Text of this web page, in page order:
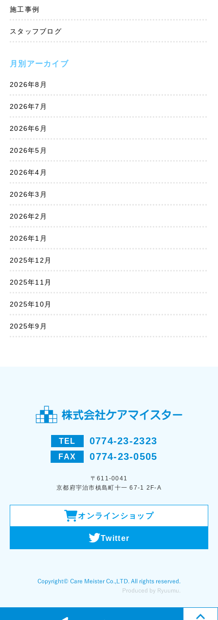
施工事例
スタッフブログ
月別アーカイブ
2026年8月
2026年7月
2026年6月
2026年5月
2026年4月
2026年3月
2026年2月
2026年1月
2025年12月
2025年11月
2025年10月
2025年9月
TEL 0774-23-2323
FAX 0774-23-0505
〒611-0041
京都府宇治市槙島町十一 67-1 2F-A
オンラインショップ
Twitter